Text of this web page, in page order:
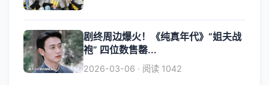
剧终周边爆火！《纯真年代》“姐夫战
袍” 四位数售罄...
2026-03-06 · 阅读 1042